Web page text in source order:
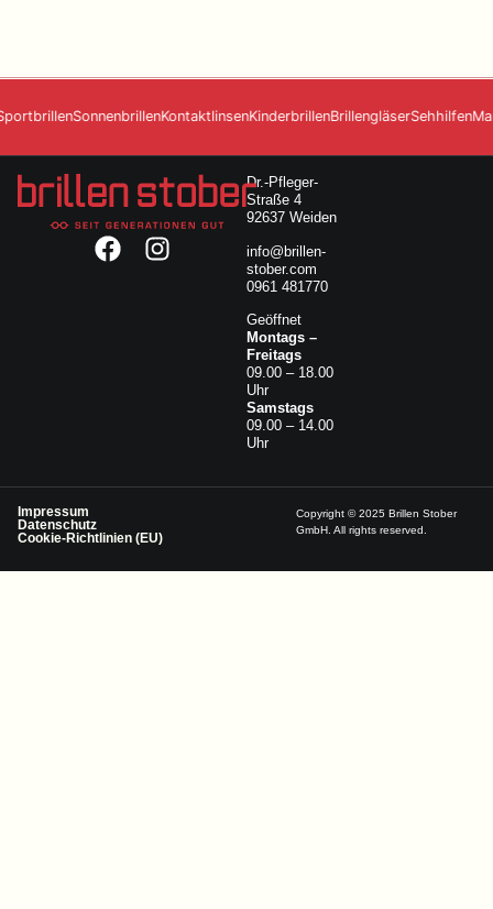
Über Uns
Kontakt
Online-Termin
Geöffnet
09.00 – 18.00 Uhr
Samstags
09.00 – 14.00 Uhr
SonnenbrillenKontaktlinsenKinderbrillenBrillengläserSehhilfen
Dr.-Pfleger-
Straße 4
92637 Weiden
info@brillen-
stober.com
0961 481770
Geöffnet
Montags –
Freitags
09.00 – 18.00
Uhr
Samstags
09.00 – 14.00
Uhr
Impressum
Datenschutz
Cookie-Richtlinien (EU)
Copyright © 2025 Brillen Stober
GmbH. All rights reserved.